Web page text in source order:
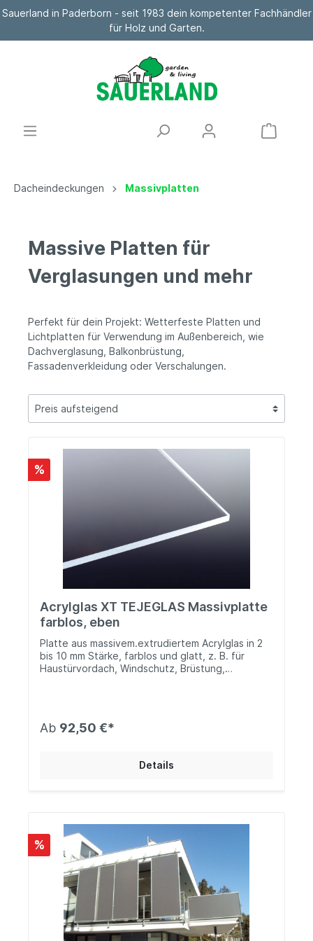
Sauerland in Paderborn - seit 1983 dein kompetenter Fachhändler
für Holz und Garten.
Dacheindeckungen Massivplatten
Massive Platten für
Verglasungen und mehr
Perfekt für dein Projekt: Wetterfeste Platten und
Lichtplatten für Verwendung im Außenbereich, wie
Dachverglasung, Balkonbrüstung,
Fassadenverkleidung oder Verschalungen.
%
Acrylglas XT TEJEGLAS Massivplatte
farblos, eben
Platte aus massivem.extrudiertem Acrylglas in 2
bis 10 mm Stärke, farblos und glatt, z. B. für
Haustürvordach, Windschutz, Brüstung,
oder eine ganz besondere Balkonbrüstung
Ab 92,50 €*
Details
%